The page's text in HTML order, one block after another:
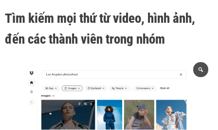
Tìm kiếm mọi thứ từ video, hình ảnh,
đến các thành viên trong nhóm